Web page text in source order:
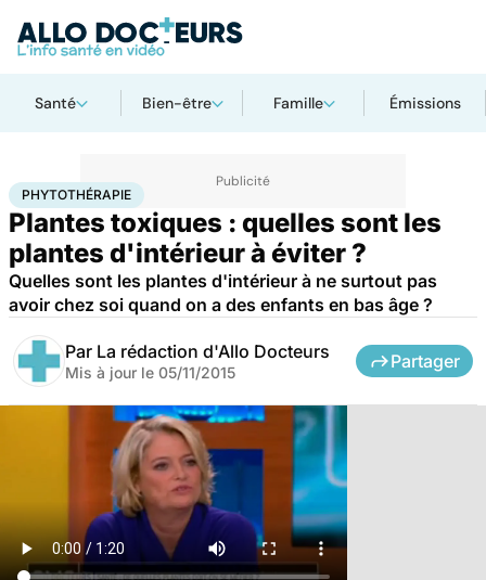
Santé Bien-être Famille Émissions
AccueilBien-êtrePhytothérapie
PHYTOTHÉRAPIE
Plantes toxiques : quelles sont les
plantes d'intérieur à éviter ?
Quelles sont les plantes d'intérieur à ne surtout pas
avoir chez soi quand on a des enfants en bas âge ?
Par La rédaction d'Allo Docteurs
Mis à jour le 05/11/2015
Partager